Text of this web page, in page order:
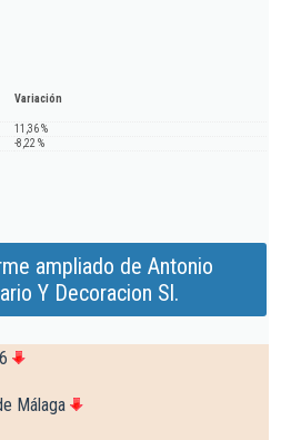
Variación
11,36 %
-8,22 %
ampliado de Antonio
Y Decoracion Sl.
Málaga